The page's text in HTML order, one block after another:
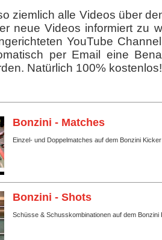
ziemlich alle Videos über
neue Videos informiert zu
YouTube
per Email eine
Natürlich 100% kostenlos!
Bonzini - Matches
Einzel- und Doppelmatches auf dem Bonzini Kicker
Bonzini - Shots
Schüsse & Schusskombinationen auf dem Bonzini